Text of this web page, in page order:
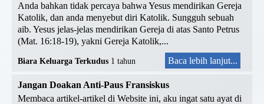
Anda bahkan tidak percaya bahwa Yesus mendirikan Gereja
Katolik, dan anda menyebut diri Katolik. Sungguh sebuah
aib. Yesus jelas-jelas mendirikan Gereja di atas Santo Petrus
(Mat. 16:18-19), yakni Gereja Katolik,...
Biara Keluarga Terkudus 1 tahun Baca lebih lanjut...
Jangan Doakan Anti-Paus Fransiskus
Membaca artikel-artikel di Website ini, aku ingat satu ayat di